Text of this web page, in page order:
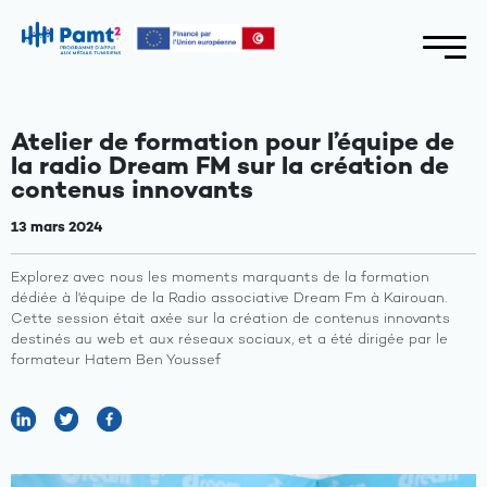
Atelier de formation pour l’équipe de
la radio Dream FM sur la création de
contenus innovants
13 mars 2024
Explorez avec nous les moments marquants de la formation
dédiée à l'équipe de la Radio associative Dream Fm à Kairouan.
Cette session était axée sur la création de contenus innovants
destinés au web et aux réseaux sociaux, et a été dirigée par le
formateur Hatem Ben Youssef